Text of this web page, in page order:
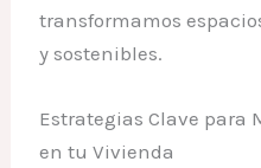
transformamos
y sostenibles.
Estrategias Clave para
en tu Vivienda